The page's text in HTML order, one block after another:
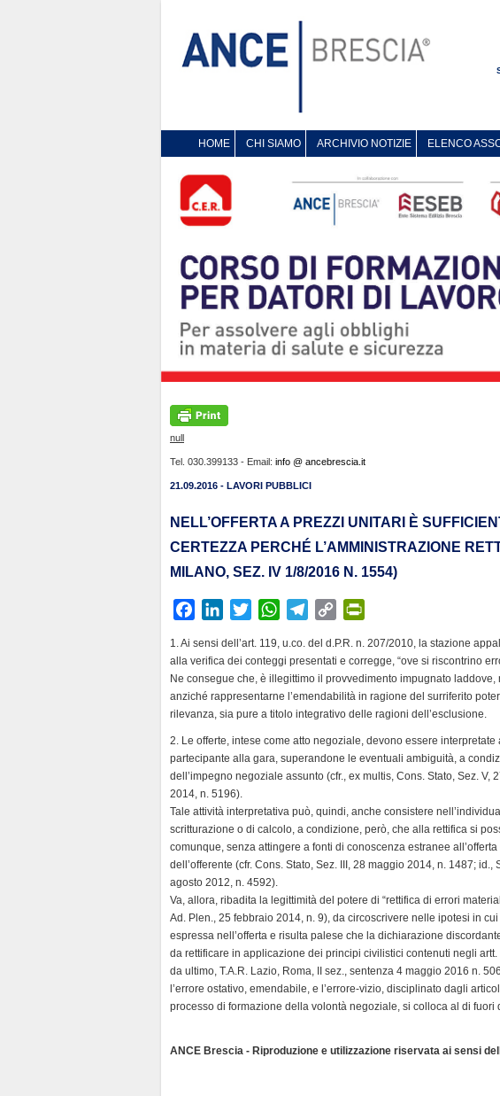
HOME CHI SIAMO ARCHIVIO NOTIZIE ELENCO
null
Tel. 030.399133 - Email: info @ ancebrescia.it
21.09.2016 - LAVORI PUBBLICI
NELL’OFFERTA A PREZZI UNITARI È
CERTEZZA PERCHÉ L’AMMINISTRAZIONE
MILANO, SEZ. IV 1/8/2016 N. 1554)
c
e
b
o
o
k
n
k
e
d
I
n
i
t
t
e
r
W
a
t
s
A
p
p
l
e
g
r
a
m
C
p
y
L
i
n
k
i
n
t
F
r
i
e
l
y
1. Ai sensi dell’art. 119, u.co. del d.P.R. n. 207/2010, la stazione
alla verifica dei conteggi presentati e corregge, “ove si riscontrino
Ne consegue che, è illegittimo il provvedimento impugnato laddove,
anziché rappresentarne l’emendabilità in ragione del surriferito
rilevanza, sia pure a titolo integrativo delle ragioni dell’esclusione.
2. Le offerte, intese come atto negoziale, devono essere interpretate
partecipante alla gara, superandone le eventuali ambiguità, a
dell’impegno negoziale assunto (cfr., ex multis, Cons. Stato, Sez. V,
2014, n. 5196).
Tale attività interpretativa può, quindi, anche consistere
scritturazione o di calcolo, a condizione, però, che alla rettifica si
comunque, senza attingere a fonti di conoscenza estranee
dell’offerente (cfr. Cons. Stato, Sez. III, 28 maggio 2014, n. 1487;
agosto 2012, n. 4592).
Va, allora, ribadita la legittimità del potere di “rettifica di errori
Ad. Plen., 25 febbraio 2014, n. 9), da circoscrivere nelle ipotesi in
espressa nell’offerta e risulta palese che la dichiarazione
da rettificare in applicazione dei principi civilistici contenuti negli artt.
da ultimo, T.A.R. Lazio, Roma, II sez., sentenza 4 maggio 2016 n.
l’errore ostativo, emendabile, e l’errore-vizio, disciplinato dagli
processo di formazione della volontà negoziale, si colloca al di fuori
ANCE Brescia - Riproduzione e utilizzazione riservata ai sensi